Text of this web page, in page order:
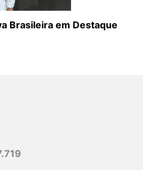
Brasileira em Destaque